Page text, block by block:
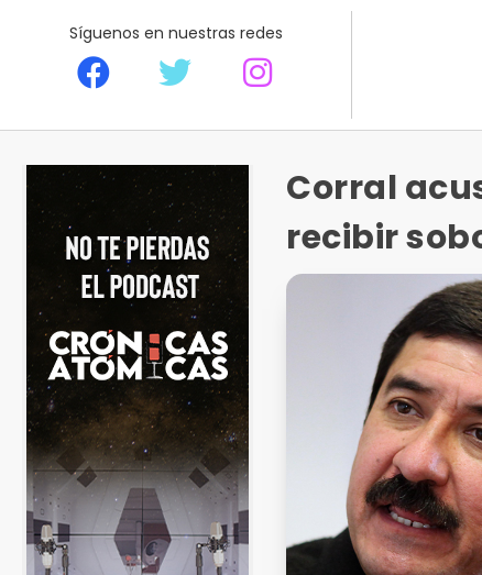
Síguenos en nuestras redes
Corral
recibir